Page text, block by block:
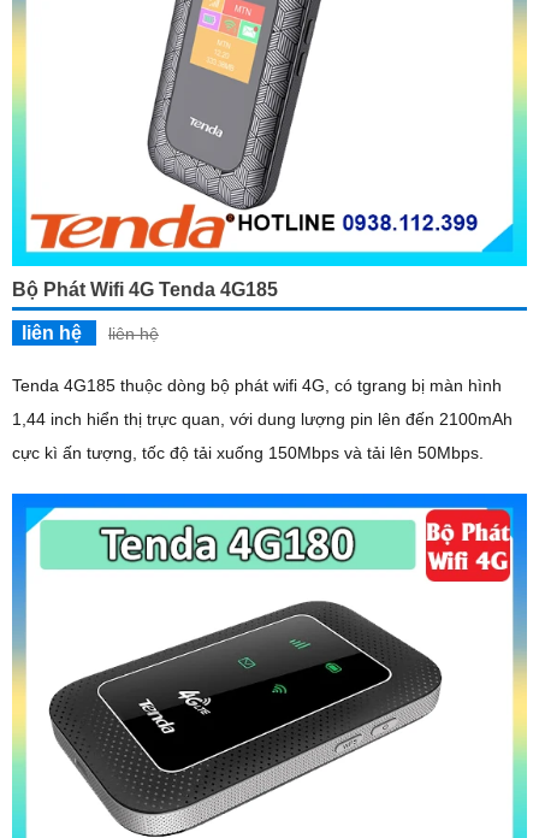
Bộ Phát Wifi 4G Tenda 4G185
liên hệ liên hệ
Tenda 4G185 thuộc dòng bộ phát wifi 4G, có tgrang bị màn hình
1,44 inch hiển thị trực quan, với dung lượng pin lên đến 2100mAh
cực kì ấn tượng, tốc độ tải xuống 150Mbps và tải lên 50Mbps.